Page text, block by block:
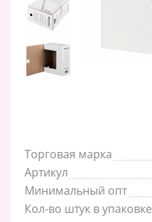
Торговая марка
Артикул
Минимальный опт
Кол-во штук в упаковке